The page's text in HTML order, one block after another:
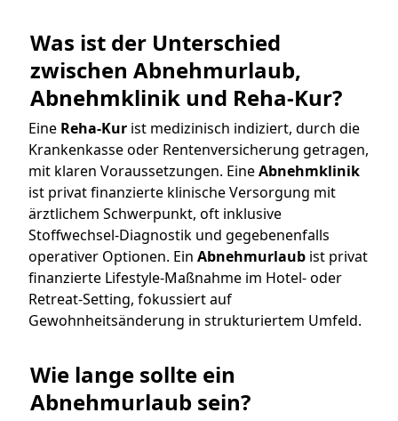
Was ist der Unterschied
zwischen Abnehmurlaub,
Abnehmklinik und Reha-Kur?
Eine Reha-Kur ist medizinisch indiziert, durch die
Krankenkasse oder Rentenversicherung getragen,
mit klaren Voraussetzungen. EineAbnehmklinik
ist privat finanzierte klinische Versorgung mit
ärztlichem Schwerpunkt, oft inklusive
Stoffwechsel-Diagnostik und gegebenenfalls
operativer Optionen. Ein Abnehmurlaub ist privat
finanzierte Lifestyle-Maßnahme im Hotel- oder
Retreat-Setting, fokussiert auf
Gewohnheitsänderung in strukturiertem Umfeld.
Wie lange sollte ein
Abnehmurlaub sein?